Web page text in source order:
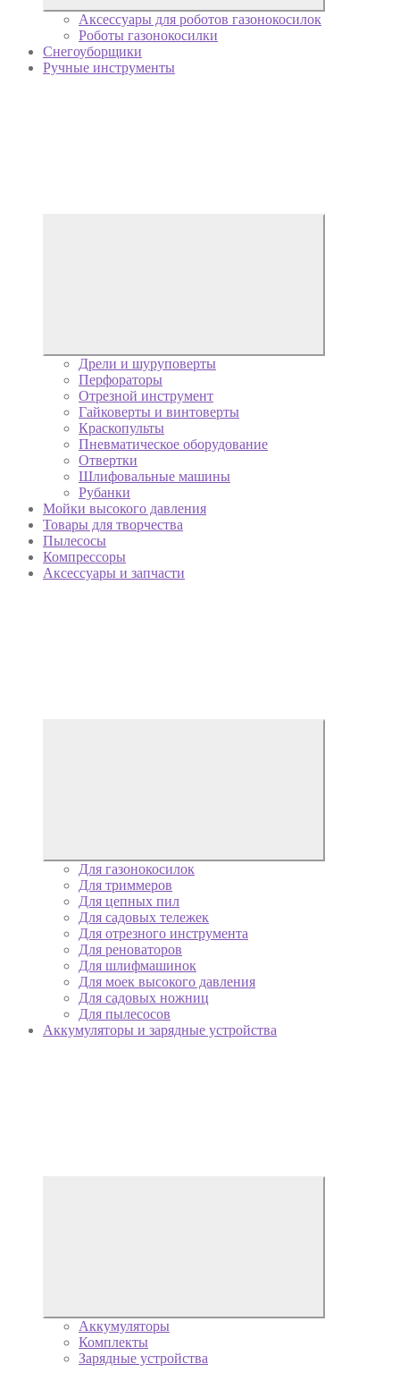
Аксессуары для роботов газонокосилок
Роботы газонокосилки
Снегоуборщики
Ручные инструменты
Дрели и шуруповерты
Перфораторы
Отрезной инструмент
Гайковерты и винтоверты
Краскопульты
Пневматическое оборудование
Отвертки
Шлифовальные машины
Рубанки
Мойки высокого давления
Товары для творчества
Пылесосы
Компрессоры
Аксессуары и запчасти
Для газонокосилок
Для триммеров
Для цепных пил
Для садовых тележек
Для отрезного инструмента
Для реноваторов
Для шлифмашинок
Для моек высокого давления
Для садовых ножниц
Для пылесосов
Аккумуляторы и зарядные устройства
Аккумуляторы
Комплекты
Зарядные устройства